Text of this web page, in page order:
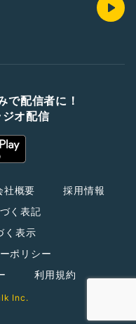
で配信者に！
オ配信
社概要
採用情報
く表記
く表示
ポリシー
利用規約
Inc.